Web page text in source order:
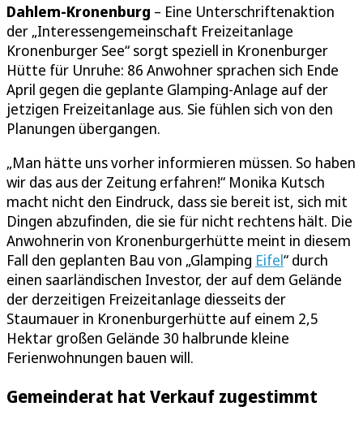
Dahlem-Kronenburg – Eine Unterschriftenaktion
der „Interessengemeinschaft Freizeitanlage
Kronenburger See“ sorgt speziell in Kronenburger
Hütte für Unruhe: 86 Anwohner sprachen sich Ende
April gegen die geplante Glamping-Anlage auf der
jetzigen Freizeitanlage aus. Sie fühlen sich von den
Planungen übergangen.
„Man hätte uns vorher informieren müssen. So haben
wir das aus der Zeitung erfahren!“ Monika Kutsch
macht nicht den Eindruck, dass sie bereit ist, sich mit
Dingen abzufinden, die sie für nicht rechtens hält. Die
Anwohnerin von Kronenburgerhütte meint in diesem
Fall den geplanten Bau von „Glamping Eifel“ durch
einen saarländischen Investor, der auf dem Gelände
der derzeitigen Freizeitanlage diesseits der
Staumauer in Kronenburgerhütte auf einem 2,5
Hektar großen Gelände 30 halbrunde kleine
Ferienwohnungen bauen will.
Gemeinderat hat Verkauf zugestimmt